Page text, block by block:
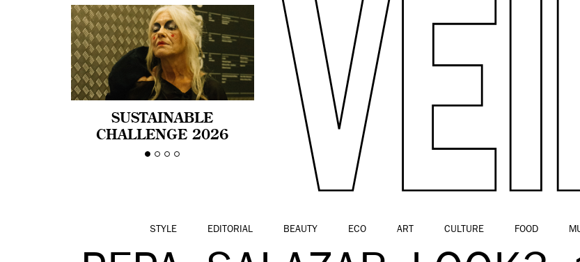
SUSTAINABLE
CHALLENGE 2026
CELEBRA LA
STYLE EDITORIAL BEAUTY ECO ART CULTURE FOOD